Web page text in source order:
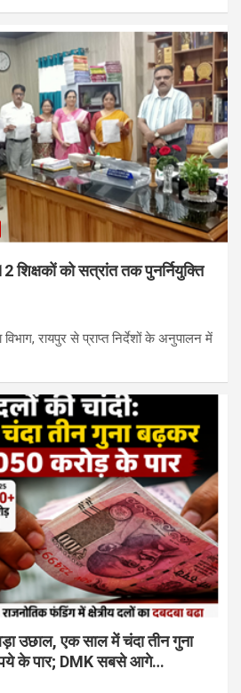
शिक्षकों को सत्रांत तक पुनर्नियुक्ति
रायपुर से प्राप्त निर्देशों के अनुपालन में
उछाल, एक साल में चंदा तीन गुना
के पार; DMK सबसे आगे…